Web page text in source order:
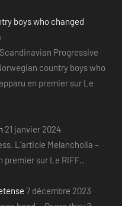
boys who changed
Progressive
country boys who
en premier sur Le
21 janvier 2024
L’article Melancholia –
premier sur Le RIFF..
7 décembre 2023